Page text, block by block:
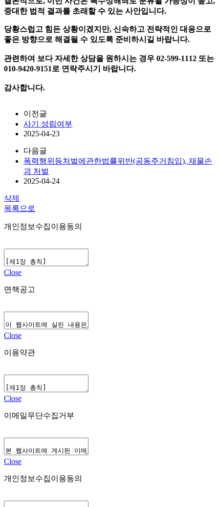
중대한 법적 결과를 초래할 수 있는 사안입니다.
당황스럽고 힘든 상황이겠지만, 신속하고 전략적인 대응으로
좋은 방향으로 해결될 수 있도록 준비하시길 바랍니다.
관련하여 보다 자세한 상담을 원하시는 경우 02-599-1112 또는
010-9420-9151로 연락주시기 바랍니다.
감사합니다.
이전글
사기 성립여부
2025-04-23
다음글
폭력행위등처벌에관한법률위반(공동주거침입), 재물손
괴 처벌
2025-04-24
삭제
목록으로
개인정보수집이용동의
Close
면책공고
Close
이용약관
Close
이메일무단수집거부
Close
개인정보수집이용동의